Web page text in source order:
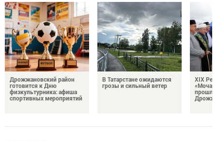
Дрожжановский район
готовится к Дню
физкультурника: афиша
спортивных мероприятий
В Татарстане ожидаются
грозы и сильный ветер
XIX